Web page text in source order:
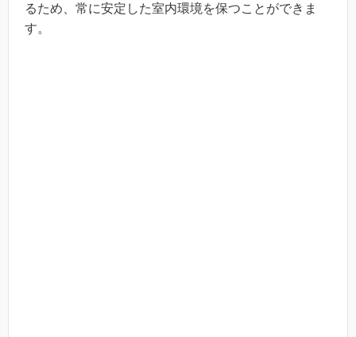
るため、常に安定した室内環境を保つことができま
す。